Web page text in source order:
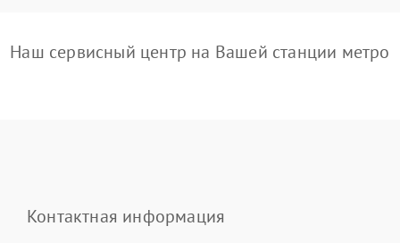
Наш сервисный центр на Вашей станции метро
Контактная информация